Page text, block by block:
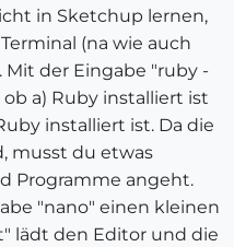
in Sketchup lernen,
(na wie auch
der Eingabe "ruby -
a) Ruby installiert ist
installiert ist. Da die
musst du etwas
Programme angeht.
"nano" einen kleinen
lädt den Editor und die